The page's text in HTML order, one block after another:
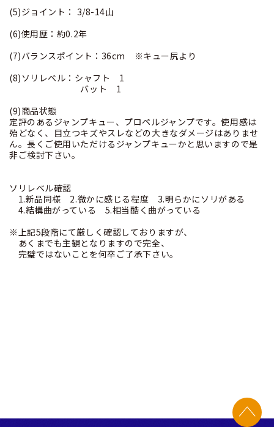
(5)ジョイント： 3/8-14山
(6)使用歴：約0.2年
(7)バランスポイント：36cm ※キュー尻より
(8)ソリレベル：シャフト 1
バット 1
(9)商品状態
定評のあるジャンプキュー、プロペルジャンプです。使用感は
殆どなく、目立つキズやスレなどの大きなダメージはありませ
ん。長くご使用いただけるジャンプキューかと思いますので是
非ご検討下さい。
ソリレベル確認
1.新品同様 2.微かに感じる程度 3.明らかにソリがある
4.結構曲がっている 5.相当酷く曲がっている
※上記5段階にて厳しく確認しておりますが、
あくまでも主観となりますので完全、
完璧ではないことを何卒ご了承下さい。